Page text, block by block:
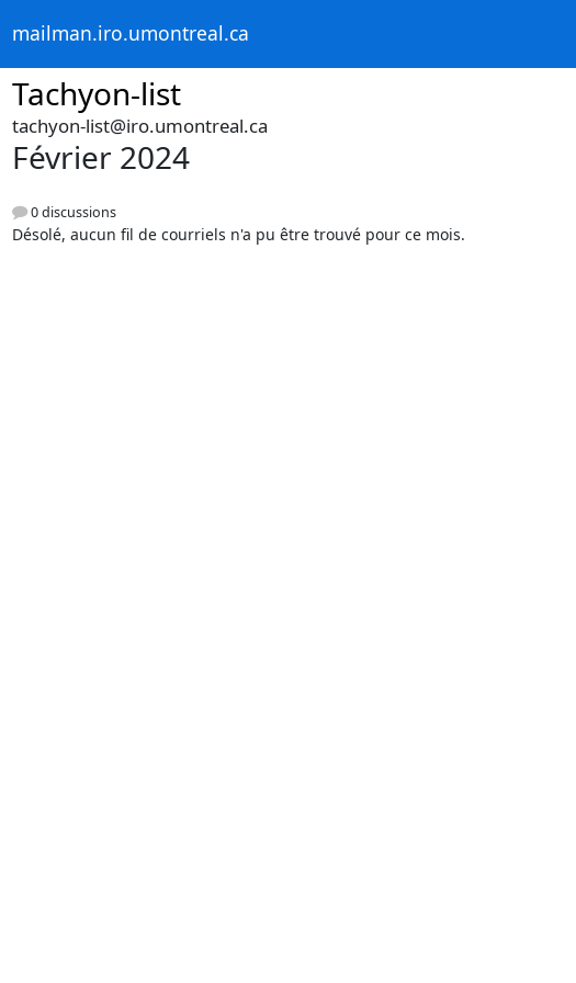
mailman.iro.umontreal.ca
Tachyon-list
tachyon-list@iro.umontreal.ca
Février 2024
0 discussions
Désolé, aucun fil de courriels n'a pu être trouvé pour ce mois.